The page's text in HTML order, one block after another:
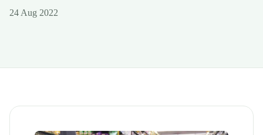
24 Aug 2022